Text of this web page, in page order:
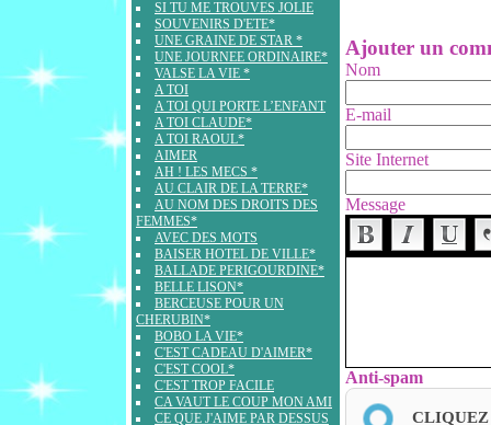
SI TU ME TROUVES JOLIE
SOUVENIRS D'ETE*
UNE GRAINE DE STAR *
UNE JOURNEE ORDINAIRE*
VALSE LA VIE *
A TOI
A TOI QUI PORTE L’ENFANT
A TOI CLAUDE*
A TOI RAOUL*
AIMER
AH ! LES MECS *
AU CLAIR DE LA TERRE*
AU NOM DES DROITS DES
FEMMES*
AVEC DES MOTS
BAISER HOTEL DE VILLE*
BALLADE PERIGOURDINE*
BELLE LISON*
BERCEUSE POUR UN
CHERUBIN*
BOBO LA VIE*
C'EST CADEAU D'AIMER*
C'EST COOL*
C'EST TROP FACILE
CA VAUT LE COUP MON AMI
CE QUE J'AIME PAR DESSUS
Ajouter un
Nom
E-mail
Site Internet
Message
Anti-spam
CLIQUEZ